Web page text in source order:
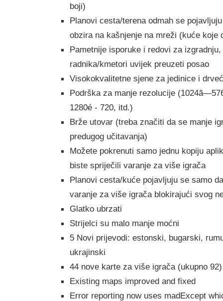
boji)
Planovi cesta/terena odmah se
obzira na kašnjenje na mreži (kuće koje
Pametnije isporuke i redovi za
radnika/kmetori uvijek preuzeti posao
Visokokvalitetne sjene za jedinice i
Podrška za manje rezolucije
1280é - 720, itd.)
Brže utovar (treba značiti da se manje
predugog učitavanja)
Možete pokrenuti samo jednu kopiju
biste spriječili varanje za više igrača
Planovi cesta/kuće pojavljuju se samo
varanje za više igrača blokirajući svog
Glatko ubrzati
Strijelci su malo manje moćni
5 Novi prijevodi: estonski, bugarski,
ukrajinski
44 nove karte za više igrača (ukupno 92)
Existing maps improved and fixed
Error reporting now uses madExcept